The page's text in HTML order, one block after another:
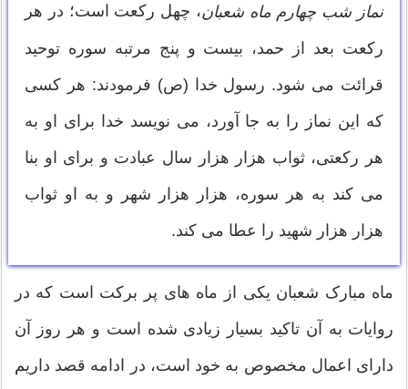
نماز شب چهارم ماه شعبان، چهل ركعت است؛ در هر
ركعت بعد از حمد، بيست و پنج مرتبه سوره توحيد
قرائت مى شود. رسول خدا (ص) فرمودند: هر كسى
كه اين نماز را به جا آورد، مى نويسد خدا براى او به
هر ركعتى، ثواب هزار هزار سال عبادت و براى او بنا
مى كند به هر سوره، هزار هزار شهر و به او ثواب
هزار هزار شهيد را عطا مى کند.
ماه مبارک شعبان یکی از ماه های پر برکت است که در
روایات به آن تاکید بسیار زیادی شده است و هر روز آن
دارای اعمال مخصوص به خود است، در ادامه قصد داریم